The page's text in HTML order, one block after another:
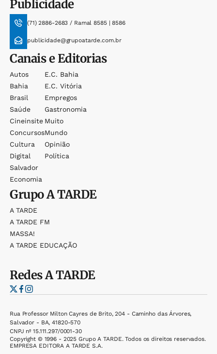
Publicidade
(71) 2886-2683 / Ramal 8585 | 8586
publicidade@grupoatarde.com.br
Canais e Editorias
Autos
Bahia
Brasil
Saúde
Cineinsite
Concursos
Cultura
Digital
Salvador
Economia
E.c. Bahia
E.c. Vitória
Empregos
Gastronomia
Muito
Mundo
Opinião
Política
GrupoA TARDE
A TARDE
A TARDE FM
MASSA!
A TARDE EDUCAÇÃO
RedesA TARDE
Rua Professor Milton Cayres de Brito, 204 - Caminho das Árvores,
Salvador - BA, 41820-570
CNPJ nº 15.111.297/0001-30
Copyright © 1996 - 2025 Grupo A TARDE. Todos os direitos reservados.
EMPRESA EDITORA A TARDE S.A.